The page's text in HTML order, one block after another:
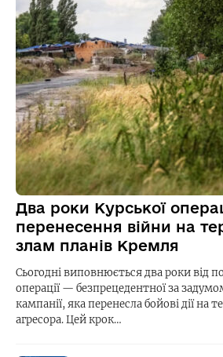
Два роки Курської
перенесення війни на
злам планів Кремля
Сьогодні виповнюється два роки від
операції — безпрецедентної за
кампанії, яка перенесла бойові дії на
агресора. Цей крок…